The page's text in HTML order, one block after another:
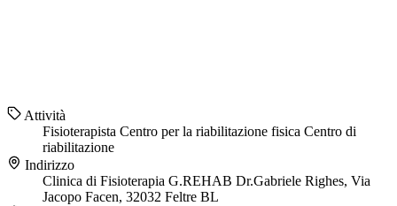
Attività
Fisioterapista Centro per la riabilitazione fisica Centro di
riabilitazione
Indirizzo
Clinica di Fisioterapia G.REHAB Dr.Gabriele Righes, Via
Jacopo Facen, 32032 Feltre BL